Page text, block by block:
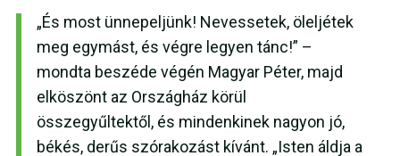
„És most ünnepeljünk! Nevessetek, öleljétek
meg egymást, és végre legyen tánc!” –
mondta beszéde végén Magyar Péter, majd
elköszönt az Országház körül
összegyűltektől, és mindenkinek nagyon jó,
békés, derűs szórakozást kívánt. „Isten áldja a